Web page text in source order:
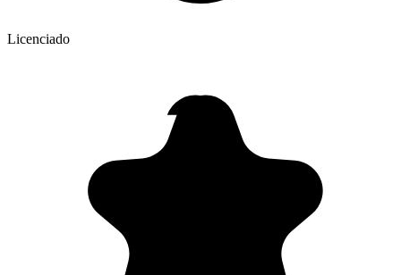
Licenciado